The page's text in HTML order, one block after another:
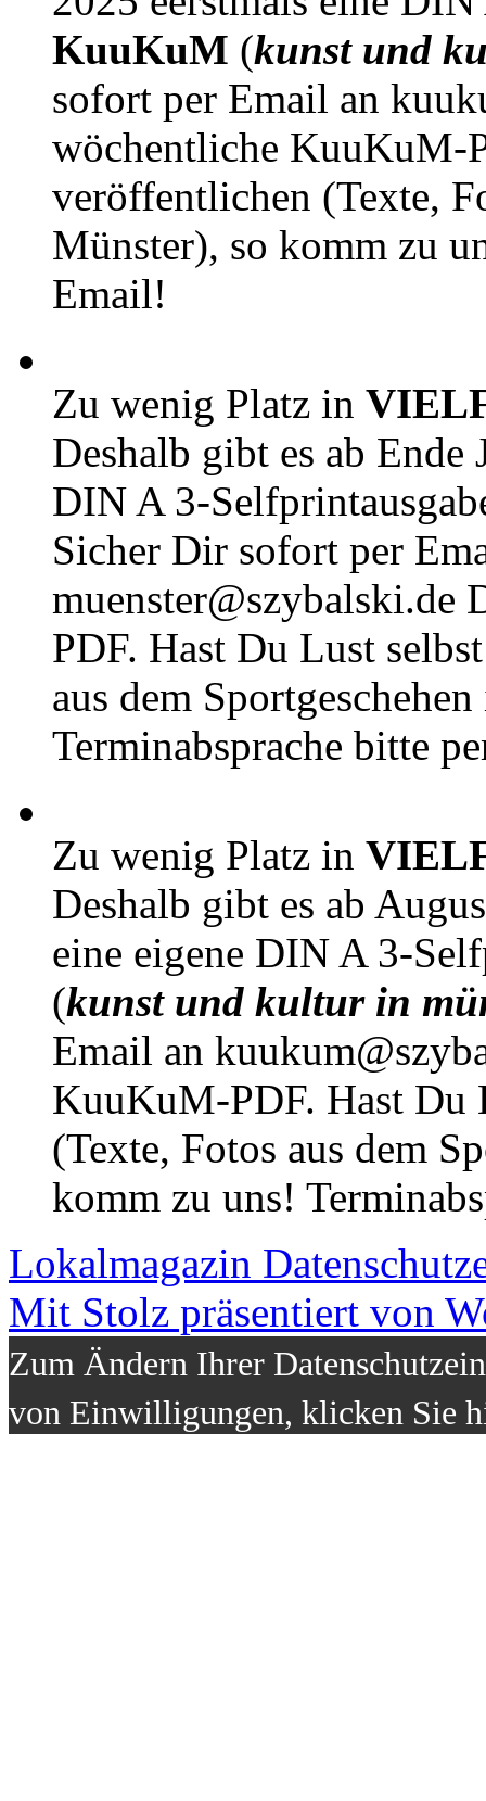
KuuKuM (kunst und
sofort per Email an
wöchentliche KuuKuM-
veröffentlichen (Texte,
Münster), so komm zu
Email!
Zu wenig Platz in
Deshalb gibt es ab Ende
DIN A 3-
Sicher Dir sofort per
muenster@szybalski.de
PDF. Hast Du Lust
aus dem
Terminabsprache bitte
Zu wenig Platz in
Deshalb gibt es ab
eine eigene DIN A 3-
(kunst und kultur in
Email an
KuuKuM-PDF. Hast Du
(Texte, Fotos aus dem
komm zu uns!
Lokalmagazin
Mit Stolz präsentiert von
Zum Ändern Ihrer
von Einwilligungen, klicken Sie